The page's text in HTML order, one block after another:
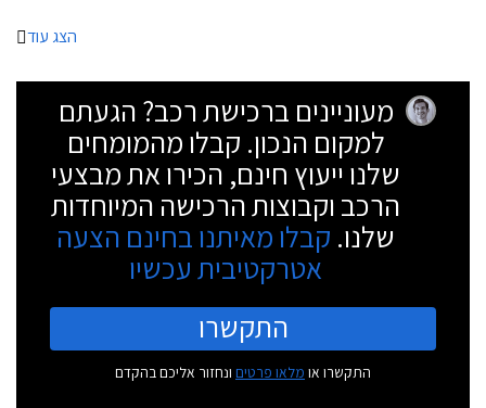
הצג עוד
מעוניינים ברכישת רכב? הגעתם
למקום הנכון. קבלו מהמומחים
שלנו ייעוץ חינם, הכירו את מבצעי
הרכב וקבוצות הרכישה המיוחדות
שלנו. קבלו מאיתנו בחינם הצעה
אטרקטיבית עכשיו
התקשרו
התקשרו או מלאו פרטים ונחזור אליכם בהקדם